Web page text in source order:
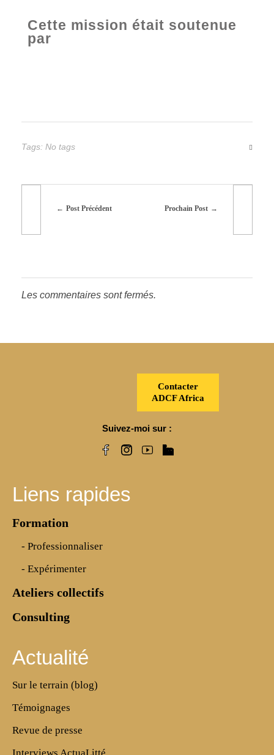
Cette mission était soutenue
par
Tags: No tags
Post Précédent Prochain Post
Les commentaires sont fermés.
Contacter
ADCF Africa
Suivez-moi sur :
Liens rapides
Formation
- Professionnaliser
- Expérimenter
Ateliers collectifs
Consulting
Actualité
Sur le terrain (blog)
Témoignages
Revue de presse